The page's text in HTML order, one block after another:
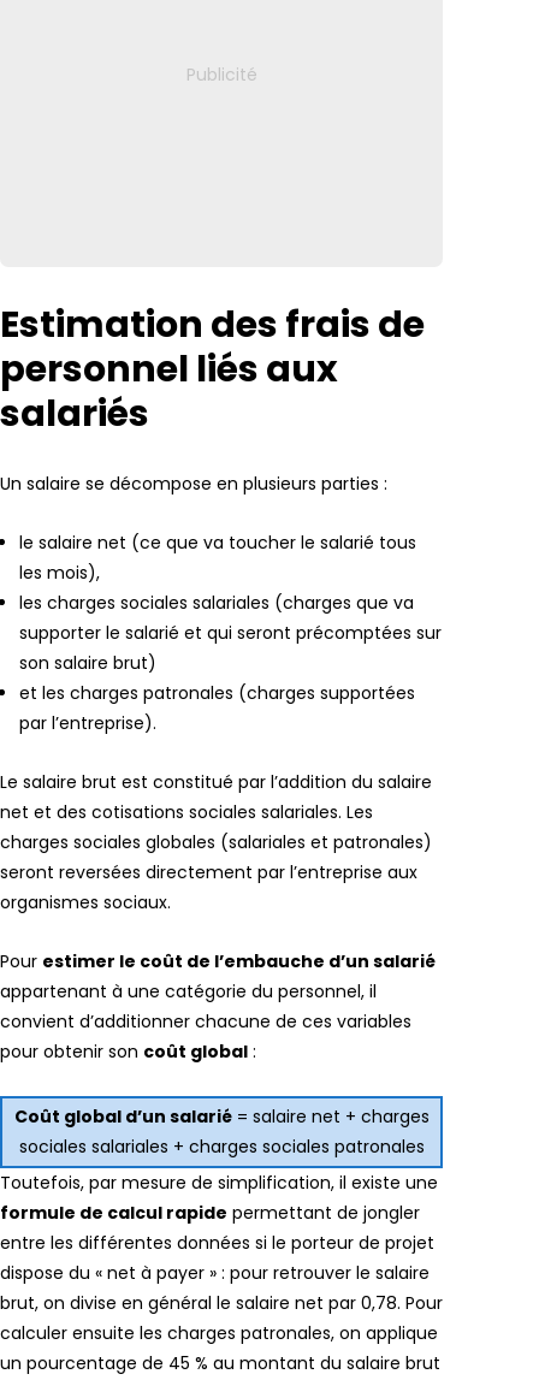
Estimation des frais de
personnel liés aux
salariés
Un salaire se décompose en plusieurs parties :
le salaire net (ce que va toucher le salarié tous
les mois),
les charges sociales salariales (charges que va
supporter le salarié et qui seront précomptées sur
son salaire brut)
et les charges patronales (charges supportées
par l’entreprise).
Le salaire brut est constitué par l’addition du salaire
net et des cotisations sociales salariales. Les
charges sociales globales (salariales et patronales)
seront reversées directement par l’entreprise aux
organismes sociaux.
Pour estimer le coût de l’embauche d’un salarié
appartenant à une catégorie du personnel, il
convient d’additionner chacune de ces variables
pour obtenir son coût global :
Coût global d’un salarié= salaire net + charges
sociales salariales + charges sociales patronales
Toutefois, par mesure de simplification, il existe une
formule de calcul rapide permettant de jongler
entre les différentes données si le porteur de projet
dispose du « net à payer » : pour retrouver le salaire
brut, on divise en général le salaire net par 0,78. Pour
calculer ensuite les charges patronales, on applique
un pourcentage de 45 % au montant du salaire brut